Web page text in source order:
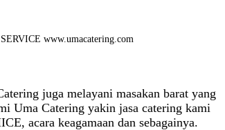
www.umacatering.com
juga melayani masakan barat yang
Uma Catering yakin jasa catering kami
acara keagamaan dan sebagainya.